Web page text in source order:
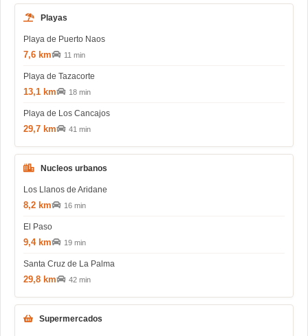
Playas
Playa de Puerto Naos
7,6 km 11 min
Playa de Tazacorte
13,1 km 18 min
Playa de Los Cancajos
29,7 km 41 min
Nucleos urbanos
Los Llanos de Aridane
8,2 km 16 min
El Paso
9,4 km 19 min
Santa Cruz de La Palma
29,8 km 42 min
Supermercados